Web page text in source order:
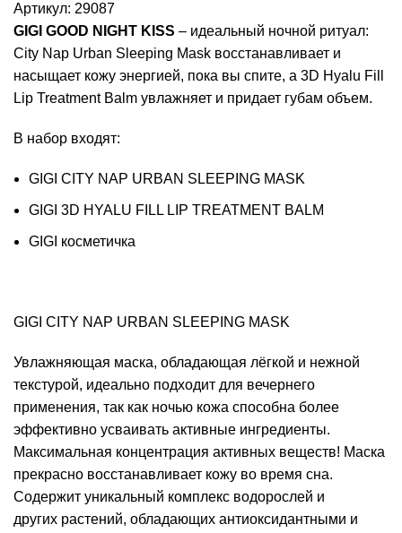
Артикул: 29087
GIGI GOOD NIGHT KISS – идеальный ночной ритуал:
City Nap Urban Sleeping Mask восстанавливает и
насыщает кожу энергией, пока вы спите, а 3D Hyalu Fill
Lip Treatment Balm увлажняет и придает губам объем.
В набор входят:
GIGI CITY NAP URBAN SLEEPING MASK
GIGI 3D HYALU FILL LIP TREATMENT BALM
GIGI косметичка
GIGI CITY NAP URBAN SLEEPING MASK
Увлажняющая маска, обладающая лёгкой и нежной
текстурой, идеально подходит для вечернего
применения, так как ночью кожа способна более
эффективно усваивать активные ингредиенты.
Максимальная концентрация активных веществ! Маска
прекрасно восстанавливает кожу во время сна.
Содержит уникальный комплекс водорослей и
других растений, обладающих антиоксидантными и